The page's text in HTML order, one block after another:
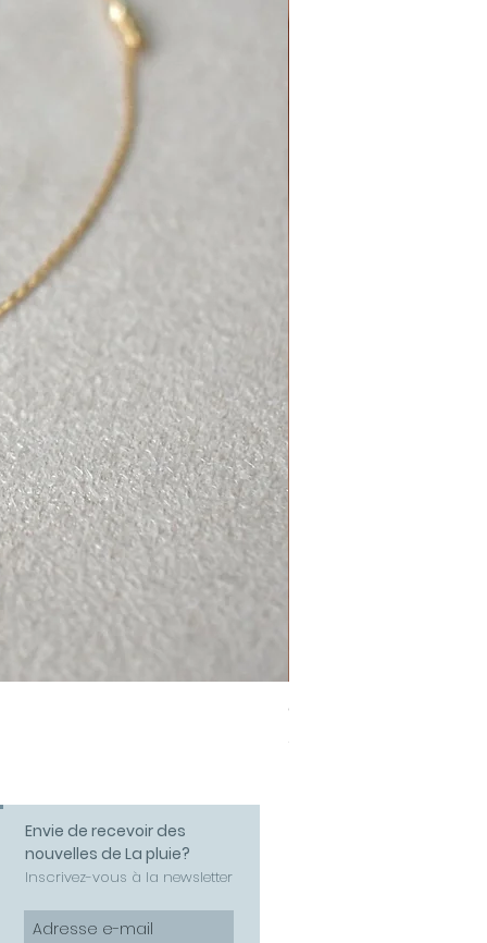
Collier Amour
Prix
58,00 €
Envie de recevoir des
nouvelles de La pluie?
Inscrivez-vous à la newsletter